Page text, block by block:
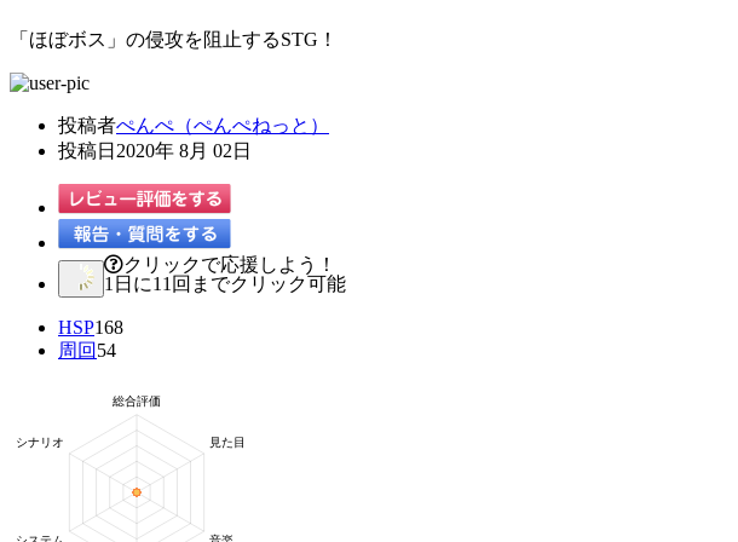
「ほぼボス」の侵攻を阻止するSTG！
投稿者ぺんぺ（ぺんぺねっと）
投稿日 2020年 8月 02日
クリックで応援しよう！
1日に11回までクリック可能
HSP168
周回 54